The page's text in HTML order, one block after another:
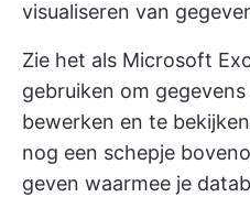
visualiseren van
Zie het als Microsoft
gebruiken om
bewerken en te
nog een schepje
geven waarmee je